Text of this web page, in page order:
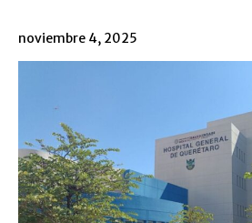
noviembre 4, 2025